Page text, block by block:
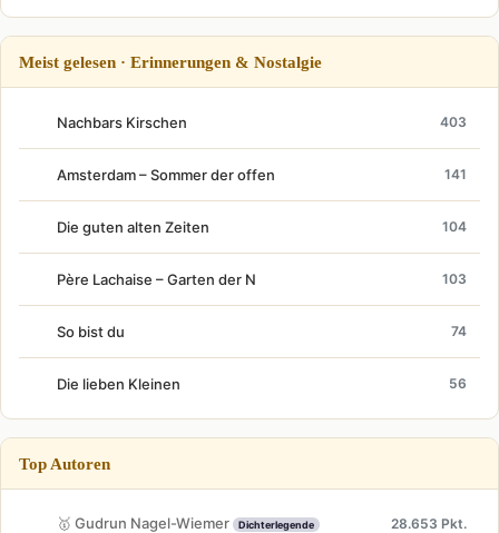
Meist gelesen · Erinnerungen & Nostalgie
Nachbars Kirschen 403
Amsterdam – Sommer der offen 141
Die guten alten Zeiten 104
Père Lachaise – Garten der N 103
So bist du 74
Die lieben Kleinen 56
Top Autoren
🥇 Gudrun Nagel-Wiemer Dichterlegende 28.653 Pkt.